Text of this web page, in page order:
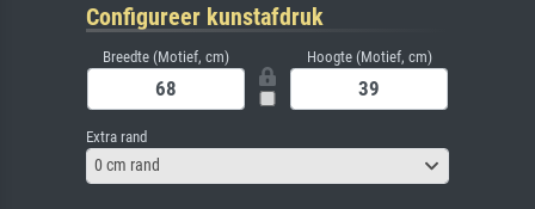
Configureer kunstafdruk
Breedte (Motief, cm) Hoogte (Motief, cm)
Extra rand
0 cm rand